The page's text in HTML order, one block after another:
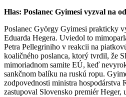
Hlas: Poslanec Gyimesi vyzval na
Poslanec György Gyimesi prakticky
Eduarda Hegera. Uviedol to
Petra Pellegriniho v reakcii na
koaličného poslanca, ktorý tvrdil, že
mimoriadnom samite EÚ, keď
sankčnom balíku na ruskú ropu.
zodpovednosti ministra hospodárstva
zastupoval Slovensko premiér Heger,